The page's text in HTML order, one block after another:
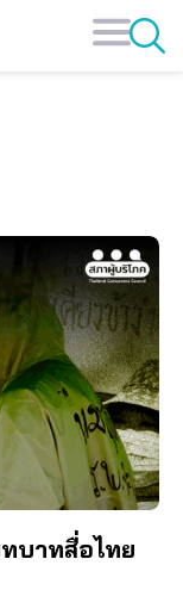
บาทสื่อไทย